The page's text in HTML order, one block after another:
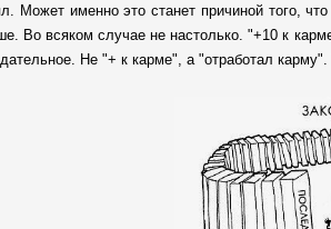
Может именно это станет причиной того,
Во всяком случае не настолько. "+10 к
Не "+ к карме", а "отработал карму".